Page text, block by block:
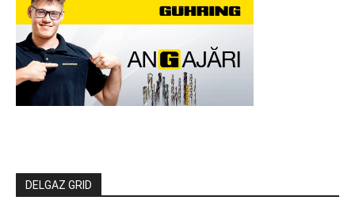
DELGAZ GRID